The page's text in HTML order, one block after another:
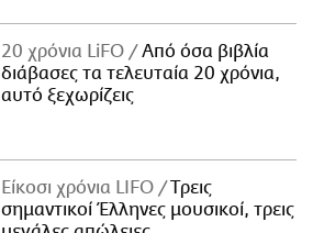
20 χρόνια LiFO
Από όσα βιβλία
διάβασες τα τελευταία 20 χρόνια,
αυτό ξεχωρίζεις
Είκοσι χρόνια LIFO
Tρεις
σημαντικοί Έλληνες μουσικοί, τρεις